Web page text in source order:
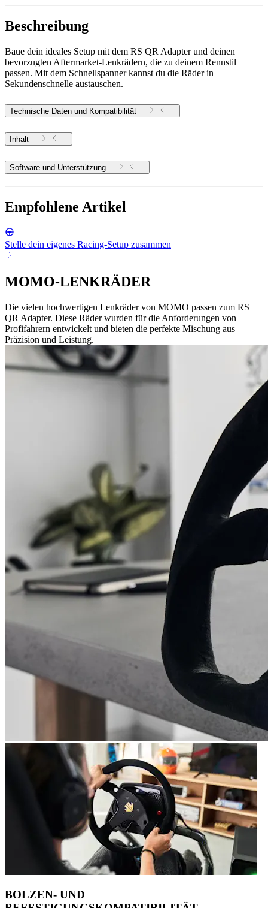
Beschreibung
Baue dein ideales Setup mit dem RS QR Adapter und deinen
bevorzugten Aftermarket-Lenkrädern, die zu deinem Rennstil
passen. Mit dem Schnellspanner kannst du die Räder in
Sekundenschnelle austauschen.
Technische Daten und Kompatibilität
Inhalt
Software und Unterstützung
Empfohlene Artikel
Stelle dein eigenes Racing-Setup zusammen
MOMO-LENKRÄDER
Die vielen hochwertigen Lenkräder von MOMO passen zum RS
QR Adapter. Diese Räder wurden für die Anforderungen von
Profifahrern entwickelt und bieten die perfekte Mischung aus
Präzision und Leistung.
BOLZEN- UND